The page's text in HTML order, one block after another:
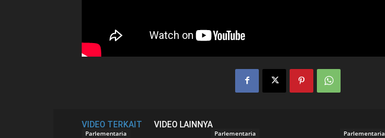
VIDEO TERKAIT VIDEO LAINNYA
Parlementaria Parlementaria Parlementaria